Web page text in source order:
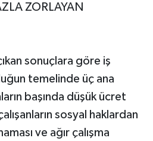
ZORLAYAN
sonuçlara göre iş
temelinde üç ana
başında düşük ücret
sosyal haklardan
ve ağır çalışma